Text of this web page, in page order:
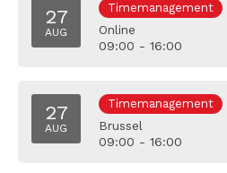
27
AUG
Timemanagement
Online
09:00 - 16:00
27
AUG
Timemanagement
Brussel
09:00 - 16:00